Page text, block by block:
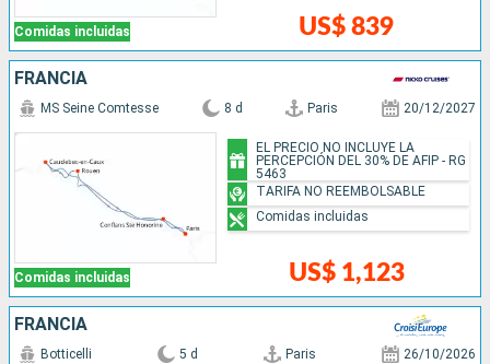
Comidas incluidas US$ 839
FRANCIA
Comidas incluidas
MS Seine Comtesse 8 d Paris 20/12/2027
US$ 1,123
EL PRECIO NO INCLUYE LA
PERCEPCIÓN DEL 30% DE AFIP - RG
5463
TARIFA NO REEMBOLSABLE
Comidas incluidas
FRANCIA
Botticelli 5 d Paris 26/10/2026